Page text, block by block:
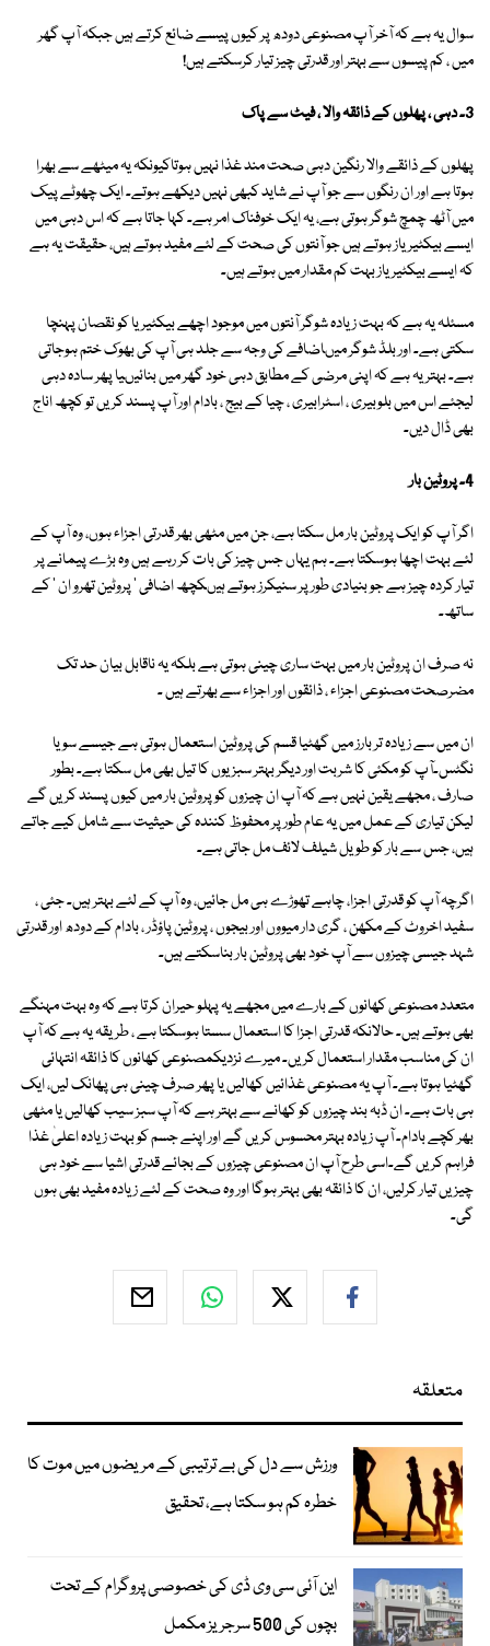
سوال یہ ہے کہ آخر آپ مصنوعی دودھ پر کیوں پیسے ضائع کرتے ہیں جبکہ آپ گھر
میں ، کم پیسوں سے بہتر اور قدرتی چیز تیار کرسکتے ہیں!
3۔ دہی ، پھلوں کے ذائقہ والا ، فیٹ سے پاک
پھلوں کے ذائقے والا رنگین دہی صحت مند غذا نہیں ہوتاکیونکہ یہ میٹھے سے بھرا
ہوتا ہے اور ان رنگوں سے جو آپ نے شاید کبھی نہیں دیکھے ہوتے۔ ایک چھوٹے پیک
میں آٹھ چمچ شوگر ہوتی ہے، یہ ایک خوفناک امر ہے۔ کہا جاتا ہے کہ اس دہی میں
ایسے بیکٹیریاز ہوتے ہیں جو آنتوں کی صحت کے لئے مفید ہوتے ہیں، حقیقت یہ ہے
کہ ایسے بیکٹیریاز بہت کم مقدار میں ہوتے ہیں۔
مسئلہ یہ ہے کہ بہت زیادہ شوگر آنتوں میں موجود اچھے بیکٹیریا کو نقصان پہنچا
سکتی ہے۔ اور بلڈ شوگر میںاضافے کی وجہ سے جلد ہی آپ کی بھوک ختم ہوجاتی
ہے۔ بہتر یہ ہے کہ اپنی مرضی کے مطابق دہی خود گھر میں بنائیںیا پھر سادہ دہی
لیجئے اس میں بلوبیری ، اسٹرابیری ، چیا کے بیج ، بادام اور آپ پسند کریں تو کچھ اناج
بھی ڈال دیں۔
4۔ پروٹین بار
اگر آپ کو ایک پروٹین بار مل سکتا ہے، جن میں مٹھی بھر قدرتی اجزاء ہوں، وہ آپ کے
لئے بہت اچھا ہوسکتا ہے۔ ہم یہاں جس چیز کی بات کر رہے ہیں وہ بڑے پیمانے پر
تیار کردہ چیز ہے جو بنیادی طور پر سنیکرز ہوتے ہیںکچھ اضافی ' پروٹین تھرو ان ' کے
ساتھ۔
نہ صرف ان پروٹین بار میں بہت ساری چینی ہوتی ہے بلکہ یہ ناقابل بیان حد تک
مضرصحت مصنوعی اجزاء ، ذائقوں اور اجزاء سے بھرتے ہیں ۔
ان میں سے زیادہ تر بارز میں گھٹیا قسم کی پروٹین استعمال ہوتی ہے جیسے سویا
نگٹس۔آپ کو مکئی کا شربت اور دیگر بہتر سبزیوں کا تیل بھی مل سکتا ہے۔ بطور
صارف ، مجھے یقین نہیں ہے کہ آپ ان چیزوں کو پروٹین بار میں کیوں پسند کریں گے
لیکن تیاری کے عمل میں یہ عام طور پر محفوظ کنندہ کی حیثیت سے شامل کیے جاتے
ہیں، جس سے بار کو طویل شیلف لائف مل جاتی ہے۔
اگرچہ آپ کو قدرتی اجزا، چاہے تھوڑے ہی مل جائیں، وہ آپ کے لئے بہتر ہیں۔ جئی ،
سفید اخروٹ کے مکھن ، گری دار میووں اور بیجوں ، پروٹین پاؤڈر ، بادام کے دودھ اور قدرتی
شہد جیسی چیزوں سے آپ خود بھی پروٹین بار بناسکتے ہیں۔
متعدد مصنوعی کھانوں کے بارے میں مجھے یہ پہلو حیران کرتا ہے کہ وہ بہت مہنگے
بھی ہوتے ہیں۔ حالانکہ قدرتی اجزا کا استعمال سستا ہوسکتا ہے ، طریقہ یہ ہے کہ آپ
ان کی مناسب مقدار استعمال کریں۔ میرے نزدیکمصنوعی کھانوں کا ذائقہ انتہائی
گھٹیا ہوتا ہے۔ آپ یہ مصنوعی غذائیں کھالیں یا پھر صرف چینی ہی پھانک لیں، ایک
ہی بات ہے۔ ان ڈبہ بند چیزوں کو کھانے سے بہتر ہے کہ آپ سبز سیب کھالیں یا مٹھی
بھر کچے بادام۔ آپ زیادہ بہتر محسوس کریں گے اور اپنے جسم کو بہت زیادہ اعلیٰ غذا
فراہم کریں گے۔اسی طرح آپ ان مصنوعی چیزوں کے بجائے قدرتی اشیا سے خود ہی
چیزیں تیار کرلیں، ان کا ذائقہ بھی بہتر ہوگا اور وہ صحت کے لئے زیادہ مفید بھی ہوں
گی۔
متعلقہ
ورزش سے دل کی بے ترتیبی کے مریضوں میں موت کا
خطرہ کم ہو سکتا ہے، تحقیق
این آئی سی وی ڈی کی خصوصی پروگرام کے تحت
بچوں کی 500 سرجریز مکمل